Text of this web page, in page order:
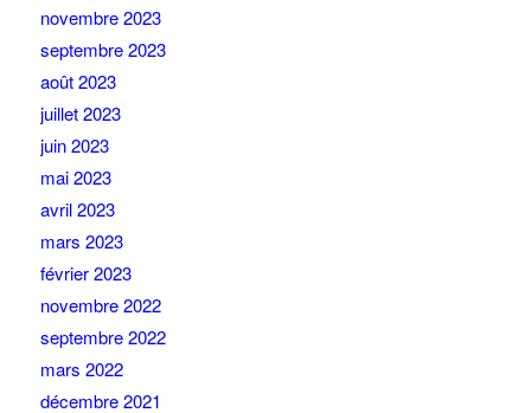
novembre 2023
septembre 2023
août 2023
juillet 2023
juin 2023
mai 2023
avril 2023
mars 2023
février 2023
novembre 2022
septembre 2022
mars 2022
décembre 2021